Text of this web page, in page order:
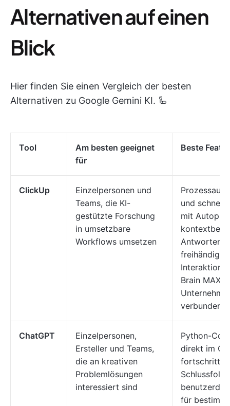
Alternativen auf einen
Blick
Hier finden Sie einen Vergleich der besten
Alternativen zu Google Gemini KI. 🦾
Tool
Am besten geeignet
für
Beste
ClickUp
Einzelpersonen und
Teams, die KI-
gestützte Forschung
in umsetzbare
Workflows umsetzen
und
mit
Antworten
freihändige
Interaktion
Brain MAX;
verbundene
ChatGPT
Einzelpersonen,
Ersteller und Teams,
die an kreativen
Problemlösungen
interessiert sind
Python-
direkt im
für